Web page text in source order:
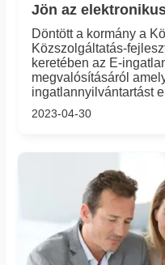
Jön az
Döntött a kormány a
Közszolgáltatás-
keretében az E-
megvalósításáról
ingatlannyilvántartást
2023-04-30